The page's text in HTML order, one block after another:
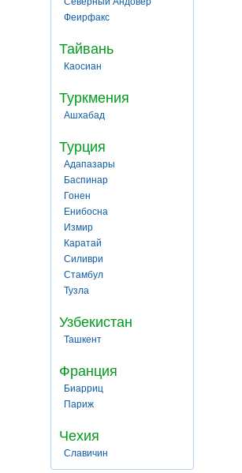
Феирфакс
Тайвань
Каосиан
Туркмения
Ашхабад
Турция
Адапазары
Баспинар
Гонен
Енибосна
Измир
Каратай
Силиври
Стамбул
Тузла
Узбекистан
Ташкент
Франция
Биарриц
Париж
Чехия
Славичин